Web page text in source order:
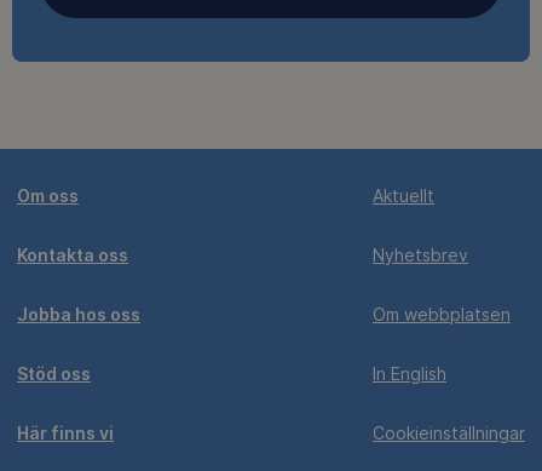
Om oss
Kontakta oss
Jobba hos oss
Stöd oss
Här finns vi
Aktuellt
Nyhetsbrev
Om webbplatsen
In English
Cookieinställningar